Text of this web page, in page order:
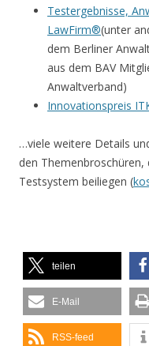
Testergebnisse,
LawFirm®(unter
dem Berliner
aus dem BAV
Anwaltverband)
Innovationspreis
…viele weitere Details
den
Testsystem beiliegen (
teilen
E-Mail
RSS-feed